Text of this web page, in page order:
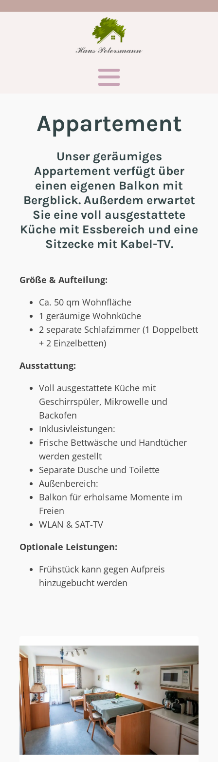
Appartement
Unser geräumiges
Appartement verfügt über
einen eigenen Balkon mit
Bergblick. Außerdem erwartet
Sie eine voll ausgestattete
Küche mit Essbereich und eine
Sitzecke mit Kabel-TV.
Größe & Aufteilung:
Ca. 50 qm Wohnfläche
1 geräumige Wohnküche
2 separate Schlafzimmer (1 Doppelbett
+ 2 Einzelbetten)
Ausstattung:
Voll ausgestattete Küche mit
Geschirrspüler, Mikrowelle und
Backofen
Inklusivleistungen:
Frische Bettwäsche und Handtücher
werden gestellt
Separate Dusche und Toilette
Außenbereich:
Balkon für erholsame Momente im
Freien
WLAN & SAT-TV
Optionale Leistungen:
Frühstück kann gegen Aufpreis
hinzugebucht werden